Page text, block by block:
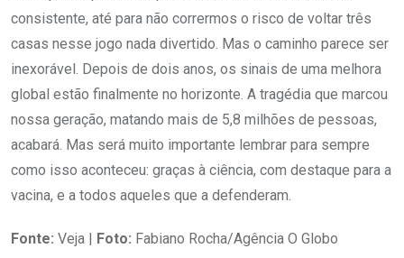
consistente, até para não corrermos o risco de voltar três
casas nesse jogo nada divertido. Mas o caminho parece ser
inexorável. Depois de dois anos, os sinais de uma melhora
global estão finalmente no horizonte. A tragédia que marcou
nossa geração, matando mais de 5,8 milhões de pessoas,
acabará. Mas será muito importante lembrar para sempre
como isso aconteceu: graças à ciência, com destaque para a
vacina, e a todos aqueles que a defenderam.
Fonte: Veja | Foto: Fabiano Rocha/Agência O Globo